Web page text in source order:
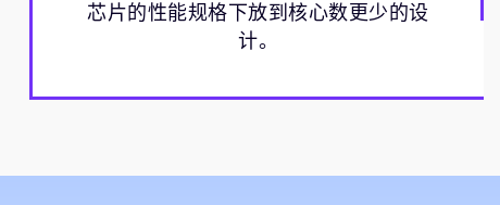
芯片的性能规格下放到核心数更少的设
计。